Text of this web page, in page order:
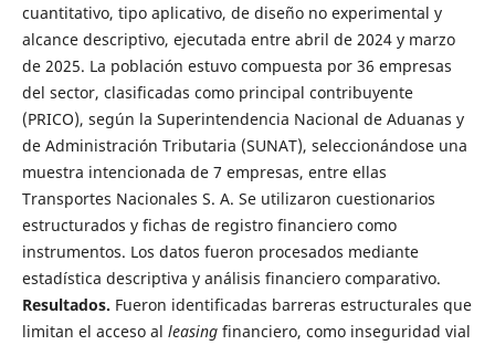
cuantitativo, tipo aplicativo, de diseño no experimental y
alcance descriptivo, ejecutada entre abril de 2024 y marzo
de 2025. La población estuvo compuesta por 36 empresas
del sector, clasificadas como principal contribuyente
(PRICO), según la Superintendencia Nacional de Aduanas y
de Administración Tributaria (SUNAT), seleccionándose una
muestra intencionada de 7 empresas, entre ellas
Transportes Nacionales S. A. Se utilizaron cuestionarios
estructurados y fichas de registro financiero como
instrumentos. Los datos fueron procesados mediante
estadística descriptiva y análisis financiero comparativo.
Resultados. Fueron identificadas barreras estructurales que
limitan el acceso al leasingfinanciero, como inseguridad vial